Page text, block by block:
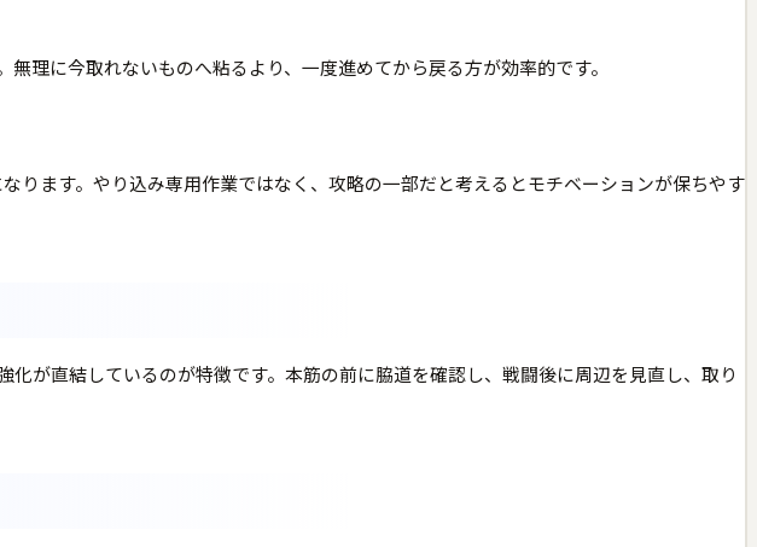
理に今取れないものへ粘るより、一度進めてから戻る方が効率的です。
ます。やり込み専用作業ではなく、攻略の一部だと考えるとモチベーションが保ちやす
が直結しているのが特徴です。本筋の前に脇道を確認し、戦闘後に周辺を見直し、取り